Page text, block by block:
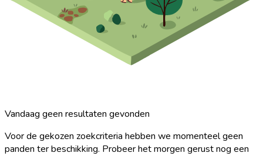
Vandaag geen resultaten gevonden
Voor de gekozen zoekcriteria hebben we momenteel geen
panden ter beschikking. Probeer het morgen gerust nog een